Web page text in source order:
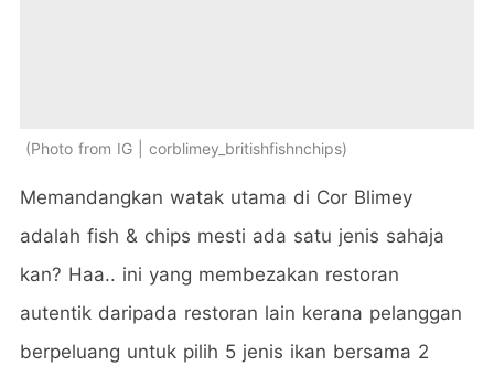
Photo from IG | corblimey_britishfishnchips
Memandangkan watak utama di Cor Blimey
adalah fish & chips mesti ada satu jenis sahaja
kan? Haa.. ini yang membezakan restoran
autentik daripada restoran lain kerana pelanggan
berpeluang untuk pilih 5 jenis ikan bersama 2